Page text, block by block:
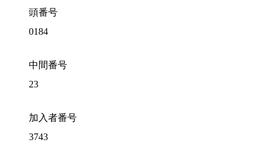
頭番号
0184
中間番号
23
加入者番号
3743